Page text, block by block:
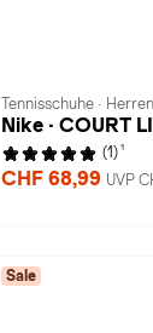
Tennisschuhe · Herren
Nike · COURT
(1) 1
CHF 68,99 UVP
Sale